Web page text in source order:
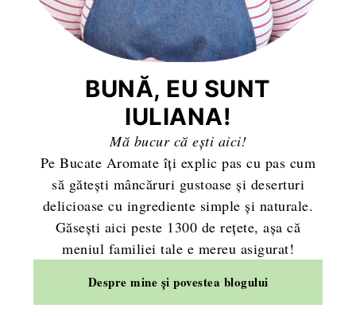
BUNĂ, EU SUNT
IULIANA!
Mă bucur că ești aici!
Pe Bucate Aromate îți explic pas cu pas cum
să gătești mâncăruri gustoase și deserturi
delicioase cu ingrediente simple și naturale.
Găsești aici peste 1300 de rețete, așa că
meniul familiei tale e mereu asigurat!
Despre mine și povestea blogului